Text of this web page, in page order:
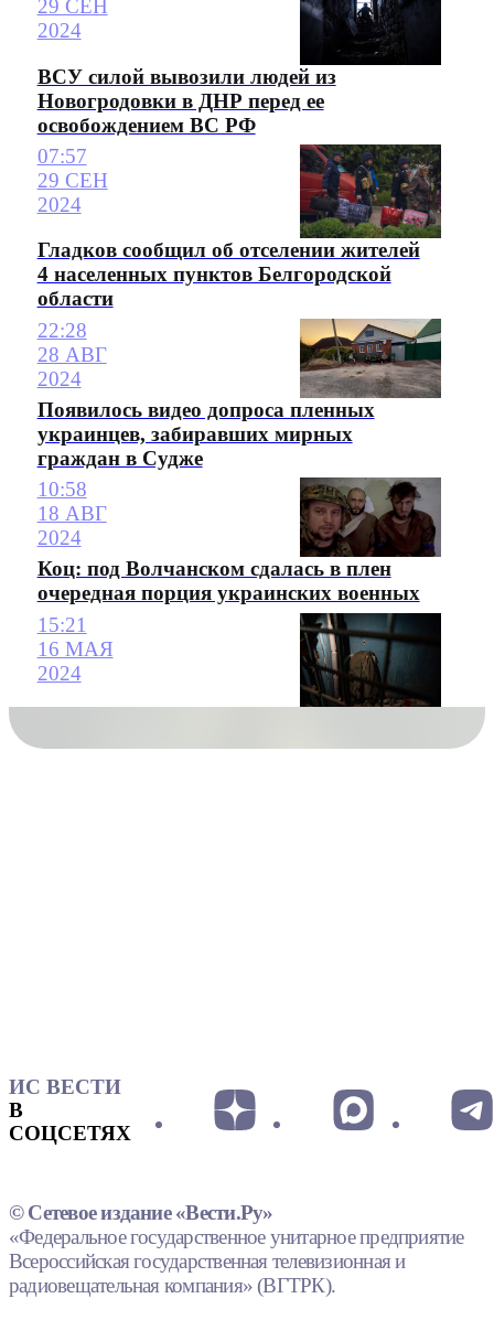
29 СЕН
2024
ВСУ силой вывозили людей из
Новогродовки в ДНР перед ее
освобождением ВС РФ
07:57
29 СЕН
2024
Гладков сообщил об отселении жителей
4 населенных пунктов Белгородской
области
22:28
28 АВГ
2024
Появилось видео допроса пленных
украинцев, забиравших мирных
граждан в Судже
10:58
18 АВГ
2024
Коц: под Волчанском сдалась в плен
очередная порция украинских военных
15:21
16 МАЯ
2024
ИС ВЕСТИ
В
СОЦСЕТЯХ
© Сетевое издание «Вести.Ру»
«Федеральное государственное унитарное предприятие
Всероссийская государственная телевизионная и
радиовещательная компания» (ВГТРК).